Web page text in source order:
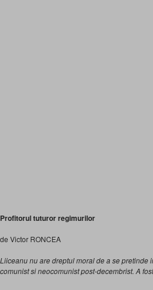
Profitorul tuturor regimurilor
de Victor RONCEA
Liiceanu nu are dreptul moral de a se
comunist si neocomunist post-decembrist. A